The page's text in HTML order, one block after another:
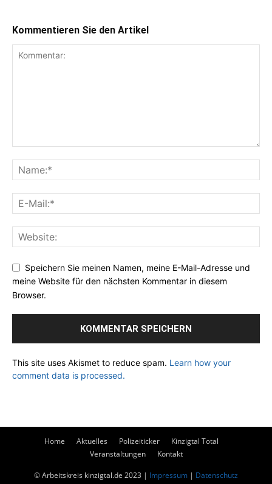
Kommentieren Sie den Artikel
Speichern Sie meinen Namen, meine E-Mail-Adresse und
meine Website für den nächsten Kommentar in diesem
Browser.
This site uses Akismet to reduce spam. Learn how your
comment data is processed.
Home Aktuelles Polizeiticker
Kinzigtal Total
Veranstaltungen
Kontakt
© Arbeitskreis kinzigtal.de 2023 | Impressum | Datenschutz